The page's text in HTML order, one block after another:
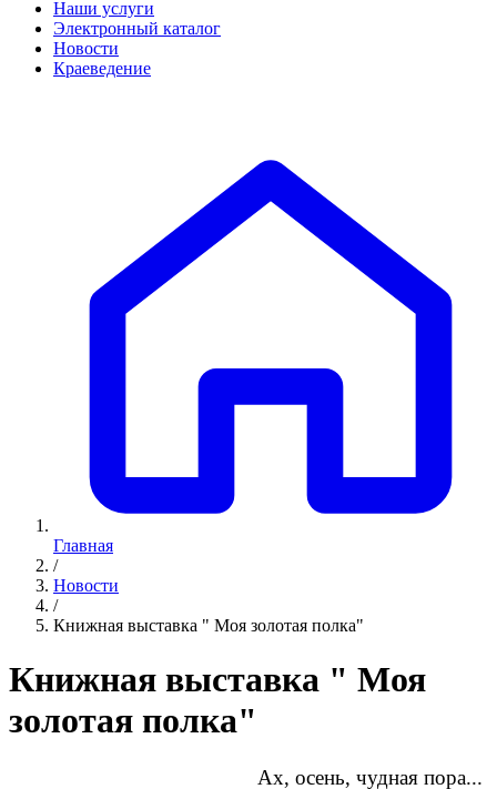
Наши услуги
Электронный каталог
Новости
Краеведение
Главная
/
Новости
/
Книжная выставка " Моя золотая полка"
Книжная выставка " Моя
золотая полка"
Ах, осень, чудная пора...